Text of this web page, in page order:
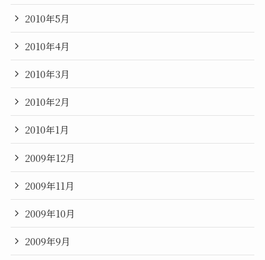
2010年5月
2010年4月
2010年3月
2010年2月
2010年1月
2009年12月
2009年11月
2009年10月
2009年9月